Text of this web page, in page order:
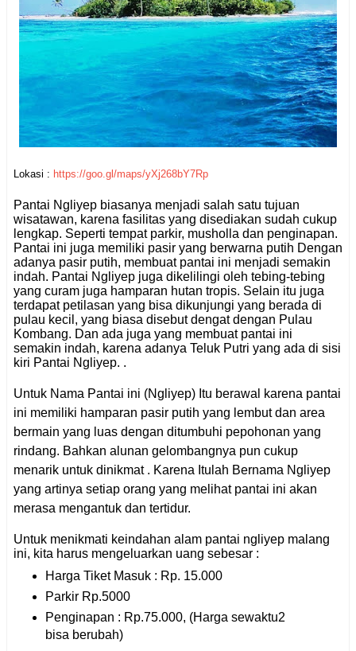
Lokasi : https://goo.gl/maps/yXj268bY7Rp
Pantai Ngliyep biasanya menjadi salah satu tujuan
wisatawan, karena fasilitas yang disediakan sudah cukup
lengkap. Seperti tempat parkir, musholla dan penginapan.
Pantai ini juga memiliki pasir yang berwarna putih Dengan
adanya pasir putih, membuat pantai ini menjadi semakin
indah. Pantai Ngliyep juga dikelilingi oleh tebing-tebing
yang curam juga hamparan hutan tropis. Selain itu juga
terdapat petilasan yang bisa dikunjungi yang berada di
pulau kecil, yang biasa disebut dengat dengan Pulau
Kombang. Dan ada juga yang membuat pantai ini
semakin indah, karena adanya Teluk Putri yang ada di sisi
kiri Pantai Ngliyep. .
Untuk Nama Pantai ini (Ngliyep) Itu berawal karena pantai
ini memiliki hamparan pasir putih yang lembut dan area
bermain yang luas dengan ditumbuhi pepohonan yang
rindang. Bahkan alunan gelombangnya pun cukup
menarik untuk dinikmat . Karena Itulah Bernama Ngliyep
yang artinya setiap orang yang melihat pantai ini akan
merasa mengantuk dan tertidur.
Untuk menikmati keindahan alam pantai ngliyep malang
ini, kita harus mengeluarkan uang sebesar :
Harga Tiket Masuk : Rp. 15.000
Parkir Rp.5000
Penginapan : Rp.75.000, (Harga sewaktu2
bisa berubah)